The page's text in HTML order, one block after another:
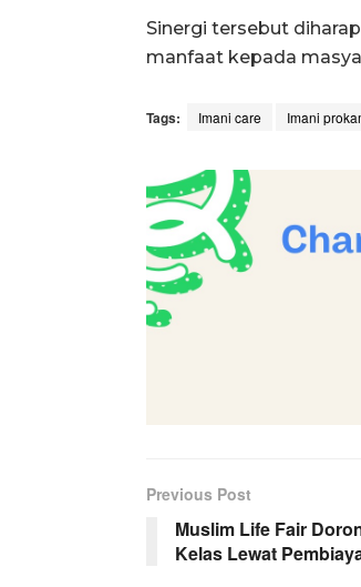
Sinergi tersebut
manfaat kepada
Tags: Imani care Imani
Previous Post
Muslim Life Fair
Kelas Lewat